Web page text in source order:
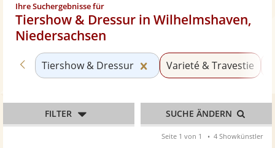
Ihre Suchergebnisse für
Tiershow & Dressur in Wilhelmshaven,
Niedersachsen
Zurück zu «Show Künstler»
Tiershow & Dressur Kategorie «Tiershow &
Varieté & Travestie
FILTER SUCHE ÄNDERN
Seite 1 von 1 4 Showkünstler